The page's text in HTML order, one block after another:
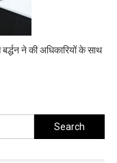
ने की अधिकारियों के साथ
Search
for: